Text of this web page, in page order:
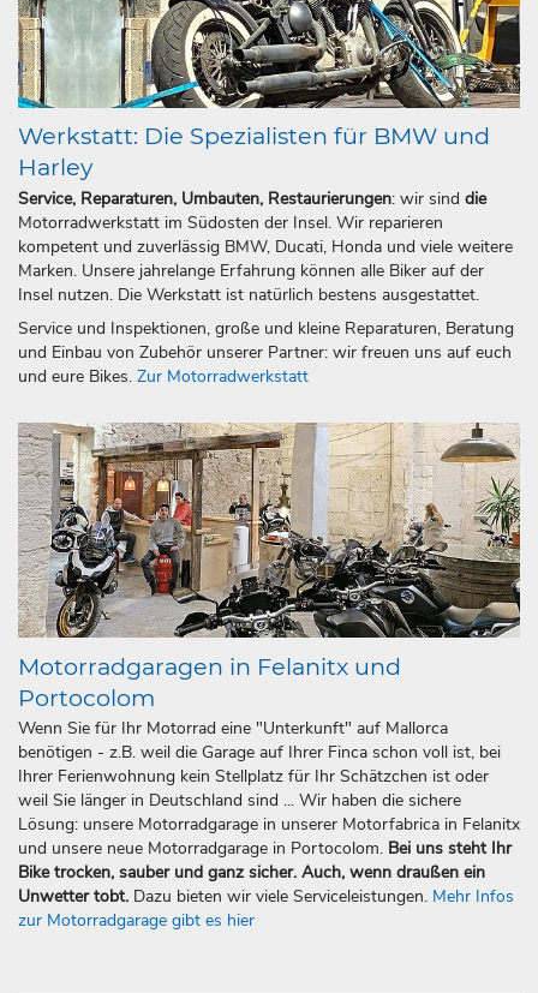
Werkstatt: Die Spezialisten für BMW und
Harley
Service, Reparaturen, Umbauten, Restaurierungen: wir sind die
Motorradwerkstatt im Südosten der Insel. Wir reparieren
kompetent und zuverlässig BMW, Ducati, Honda und viele weitere
Marken. Unsere jahrelange Erfahrung können alle Biker auf der
Insel nutzen. Die Werkstatt ist natürlich bestens ausgestattet.
Service und Inspektionen, große und kleine Reparaturen, Beratung
und Einbau von Zubehör unserer Partner: wir freuen uns auf euch
und eure Bikes. Zur Motorradwerkstatt
Motorradgaragen in Felanitx und
Portocolom
Wenn Sie für Ihr Motorrad eine "Unterkunft" auf Mallorca
benötigen - z.B. weil die Garage auf Ihrer Finca schon voll ist, bei
Ihrer Ferienwohnung kein Stellplatz für Ihr Schätzchen ist oder
weil Sie länger in Deutschland sind ... Wir haben die sichere
Lösung: unsere Motorradgarage in unserer Motorfabrica in Felanitx
und unsere neue Motorradgarage in Portocolom. Bei uns steht Ihr
Bike trocken, sauber und ganz sicher. Auch, wenn draußen ein
Unwetter tobt. Dazu bieten wir viele Serviceleistungen. Mehr Infos
zur Motorradgarage gibt es hier